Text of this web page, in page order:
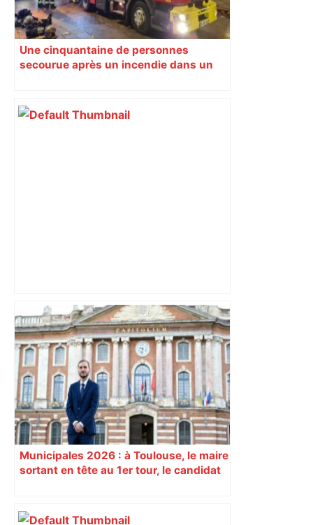
Une cinquantaine de personnes
secourue après un incendie dans un
A680 Toulouse fermée dans les 2 sens
– Radio VINCI Autoroutes
Municipales 2026 : à Toulouse, le maire
sortant en tête au 1er tour, le candidat